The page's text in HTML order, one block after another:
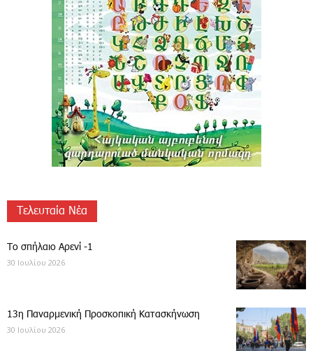
Τελευταία Νέα
Το σπήλαιο Αρενί -1
30 Ιουλίου 2026
13η Παναρμενική Προσκοπική Κατασκήνωση
30 Ιουλίου 2026